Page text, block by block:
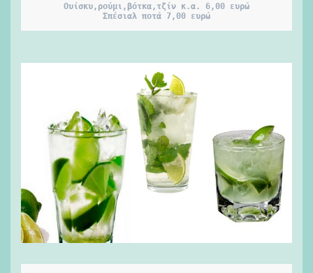
Ουίσκυ,ρούμι,βότκα,τζίν κ.α. 6,00 ευρώ
Σπέσιαλ ποτά 7,00 ευρώ